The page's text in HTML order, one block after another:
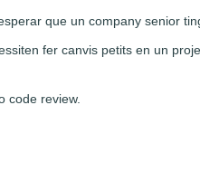
que un company senior
fer canvis petits en un
code review.